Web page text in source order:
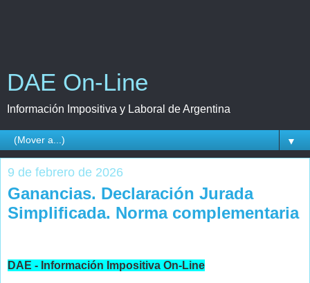
DAE On-Line
Información Impositiva y Laboral de Argentina
▼
9 de febrero de 2026
Ganancias. Declaración Jurada
Simplificada. Norma complementaria
DAE - Información Impositiva On-Line